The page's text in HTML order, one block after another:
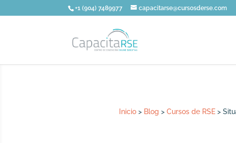
+1 (904) 7489977 capacitarse@cursosderse.com
Inicio > Blog >Cursos de RSE >